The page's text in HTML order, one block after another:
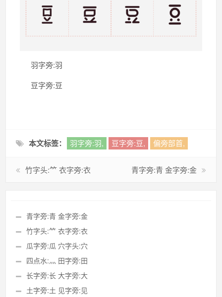
羽字旁:羽
豆字旁:豆
本文标签： 羽字旁:羽, 豆字旁:豆, 偏旁部首,
竹字头:⺮ 衣字旁:衣 青字旁:青 金字旁:金
青字旁:青 金字旁:金
竹字头:⺮ 衣字旁:衣
瓜字旁:瓜 穴字头:穴
四点水:灬 田字旁:田
长字旁:长 大字旁:大
土字旁:土 见字旁:见